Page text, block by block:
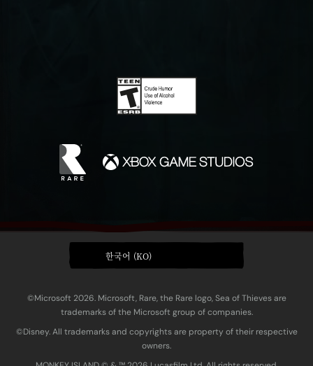
한국어 (KO)
©Microsoft 2026. Microsoft, Rare, the Rare logo, Sea of Thieves are
trademarks of the Microsoft group of companies.
©Disney. All trademarks and copyrights are property of their respective
owners.